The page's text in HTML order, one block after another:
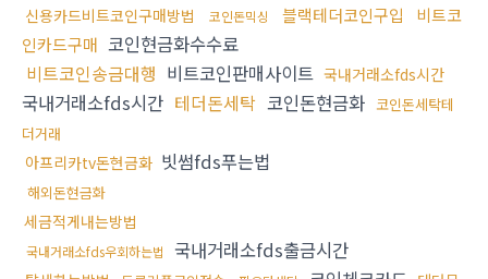
신용카드비트코인구매방법 코인돈믹싱 블랙테더코인구입
비트코
인카드구매 코인현금화수수료
비트코인송금대행 비트코인판매사이트 국내거래소fds시간
국내거래소fds시간 테더돈세탁 코인돈현금화 코인돈세탁테
더거래
아프리카tv돈현금화 빗썸fds푸는법
해외돈현금화
세금적게내는방법
국내거래소fds우회하는법 국내거래소fds출금시간